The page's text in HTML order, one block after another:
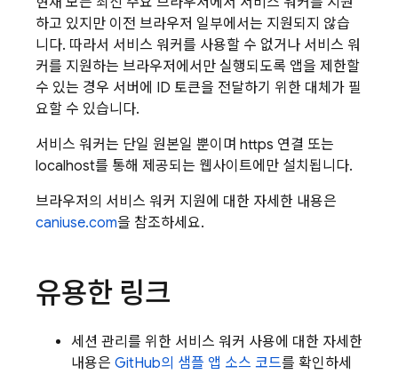
하고 있지만 이전 브라우저 일부에서는 지원되지 않습
니다. 따라서 서비스 워커를 사용할 수 없거나 서비스 워
커를 지원하는 브라우저에서만 실행되도록 앱을 제한할
수 있는 경우 서버에 ID 토큰을 전달하기 위한 대체가 필
요할 수 있습니다.
서비스 워커는 단일 원본일 뿐이며 https 연결 또는
localhost를 통해 제공되는 웹사이트에만 설치됩니다.
브라우저의 서비스 워커 지원에 대한 자세한 내용은
caniuse.com을 참조하세요.
유용한 링크
세션 관리를 위한 서비스 워커 사용에 대한 자세한
내용은 GitHub의 샘플 앱 소스 코드를 확인하세